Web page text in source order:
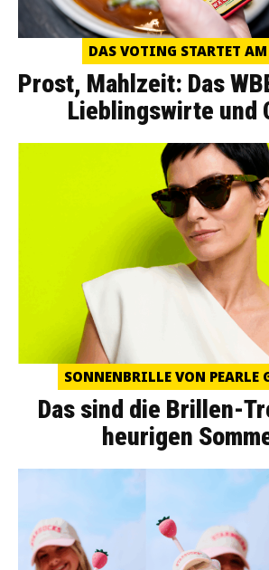
DAS VOTING STARTET
Prost, Mahlzeit: Das
Lieblingswirte und
SONNENBRILLE VON PEARLE
Das sind die Brillen-
heurigen